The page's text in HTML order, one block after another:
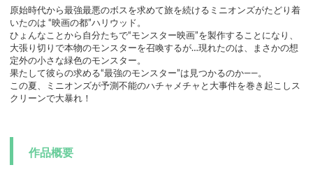
原始時代から最強最悪のボスを求めて旅を続けるミニオンズがたどり着
いたのは “映画の都”ハリウッド。
ひょんなことから自分たちで“モンスター映画”を製作することになり、
大張り切りで本物のモンスターを召喚するが…現れたのは、まさかの想
定外の小さな緑色のモンスター。
果たして彼らの求める“最強のモンスター”は見つかるのか――。
この夏、ミニオンズが予測不能のハチャメチャと大事件を巻き起こしス
クリーンで大暴れ！
作品概要